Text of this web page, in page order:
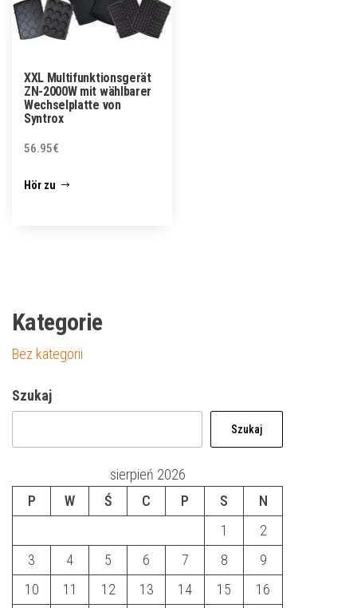
XXL Multifunktionsgerät
ZN-2000W mit wählbarer
Wechselplatte von
Syntrox
56.95€
Hör zu
Kategorie
Bez kategorii
Szukaj
Szukaj
sierpień 2026
P
W Ś C P S
N
1
2
3
4 5 6 7 8
9
10
11 12 13 14 15 16